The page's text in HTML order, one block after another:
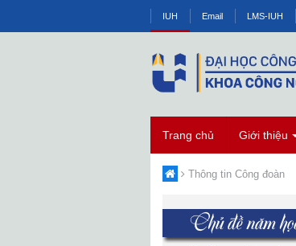
IUH Email LMS-IUH
Trang chủ Giới thiệu
Thông tin Công đoàn